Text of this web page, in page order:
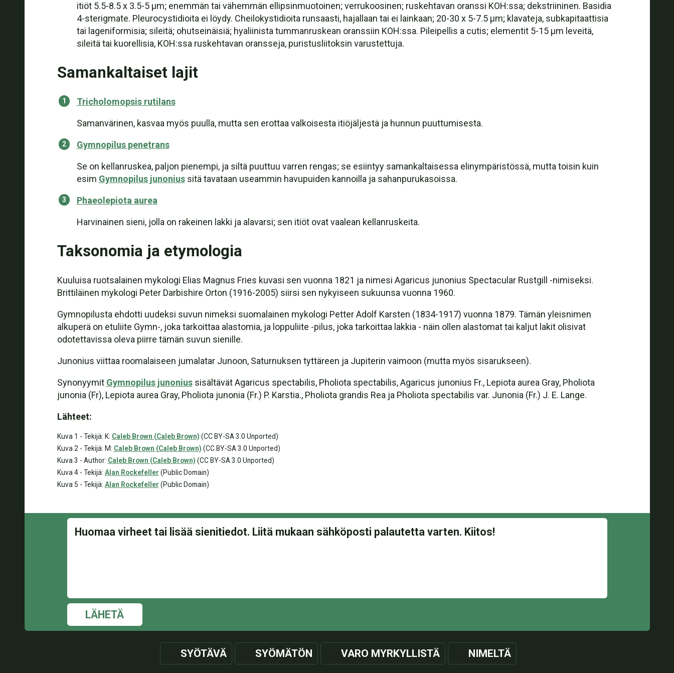
itiöt 5.5-8.5 x 3.5-5 µm; enemmän tai vähemmän ellipsinmuotoinen; verrukoosinen; ruskehtavan oranssi KOH:ssa; dekstriininen. Basidia
4-sterigmate. Pleurocystidioita ei löydy. Cheilokystidioita runsaasti, hajallaan tai ei lainkaan; 20-30 x 5-7.5 µm; klavateja, subkapitaattisia
tai lageniformisia; sileitä; ohutseinäisiä; hyaliinista tummanruskean oranssiin KOH:ssa. Pileipellis a cutis; elementit 5-15 µm leveitä,
sileitä tai kuorellisia, KOH:ssa ruskehtavan oransseja, puristusliitoksin varustettuja.
Samankaltaiset lajit
Tricholomopsis rutilans
Samanvärinen, kasvaa myös puulla, mutta sen erottaa valkoisesta itiöjäljestä ja hunnun puuttumisesta.
Gymnopilus penetrans
Se on kellanruskea, paljon pienempi, ja siltä puuttuu varren rengas; se esiintyy samankaltaisessa elinympäristössä, mutta toisin kuin
esim Gymnopilus junoniussitä tavataan useammin havupuiden kannoilla ja sahanpurukasoissa.
Phaeolepiota aurea
Harvinainen sieni, jolla on rakeinen lakki ja alavarsi; sen itiöt ovat vaalean kellanruskeita.
Taksonomia ja etymologia
Kuuluisa ruotsalainen mykologi Elias Magnus Fries kuvasi sen vuonna 1821 ja nimesi Agaricus junonius Spectacular Rustgill -nimiseksi.
Brittiläinen mykologi Peter Darbishire Orton (1916-2005) siirsi sen nykyiseen sukuunsa vuonna 1960.
Gymnopilusta ehdotti uudeksi suvun nimeksi suomalainen mykologi Petter Adolf Karsten (1834-1917) vuonna 1879. Tämän yleisnimen
alkuperä on etuliite Gymn-, joka tarkoittaa alastomia, ja loppuliite -pilus, joka tarkoittaa lakkia - näin ollen alastomat tai kaljut lakit olisivat
odotettavissa oleva piirre tämän suvun sienille.
Junonius viittaa roomalaiseen jumalatar Junoon, Saturnuksen tyttäreen ja Jupiterin vaimoon (mutta myös sisarukseen).
Synonyymit Gymnopilus junoniussisältävät Agaricus spectabilis, Pholiota spectabilis, Agaricus junonius Fr., Lepiota aurea Gray, Pholiota
junonia (Fr), Lepiota aurea Gray, Pholiota junonia (Fr.) P. Karstia., Pholiota grandis Rea ja Pholiota spectabilis var. Junonia (Fr.) J. E. Lange.
Lähteet:
Kuva 1 - Tekijä: K: Caleb Brown (Caleb Brown) (CC BY-SA 3.0 Unported)
Kuva 2 - Tekijä: M: Caleb Brown (Caleb Brown) (CC BY-SA 3.0 Unported)
Kuva 3 - Author: Caleb Brown (Caleb Brown) (CC BY-SA 3.0 Unported)
Kuva 4 - Tekijä: Alan Rockefeller (Public Domain)
Kuva 5 - Tekijä: Alan Rockefeller (Public Domain)
LÄHETÄ
SYÖTÄVÄ SYÖMÄTÖN VARO MYRKYLLISTÄ NIMELTÄ